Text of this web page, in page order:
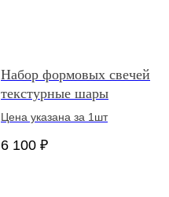
Набор формовых свечей
текстурные шары
Цена указана за 1шт
6 100 ₽